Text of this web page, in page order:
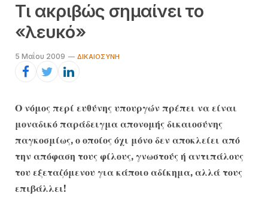
Τι ακριβώς σημαίνει το
«λευκό»
5 Μαΐου 2009 ΔΙΚΑΙΟΣΎΝΗ
Ο νόμος περί ευθύνης υπουργών πρέπει να είναι
μοναδικό παράδειγμα απονομής δικαιοσύνης
παγκοσμίως, ο οποίος όχι μόνο δεν αποκλείει από
την απόφαση τους φίλους, γνωστούς ή αντιπάλους
του εξεταζόμενου για κάποιο αδίκημα, αλλά τους
επιβάλλει!